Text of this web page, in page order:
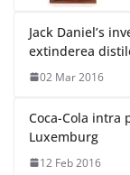
Jack Daniel’s
extinderea
02 Mar 2016
Coca-Cola intra
Luxemburg
12 Feb 2016